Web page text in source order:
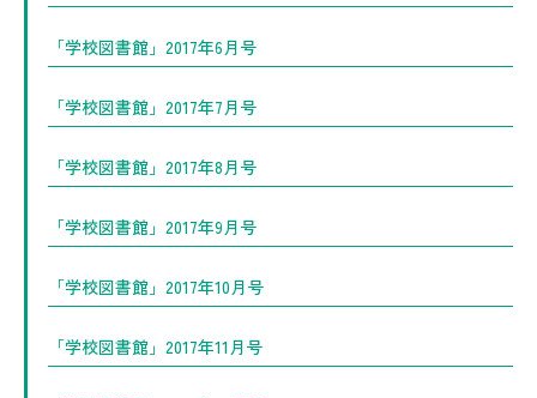
「学校図書館」2017年6月号
「学校図書館」2017年7月号
「学校図書館」2017年8月号
「学校図書館」2017年9月号
「学校図書館」2017年10月号
「学校図書館」2017年11月号